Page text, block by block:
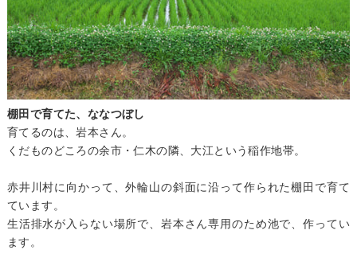
棚田で育てた、ななつぼし
育てるのは、岩本さん。
くだものどころの余市・仁木の隣、大江という稲作地帯。
赤井川村に向かって、外輪山の斜面に沿って作られた棚田で育て
ています。
生活排水が入らない場所で、岩本さん専用のため池で、作ってい
ます。